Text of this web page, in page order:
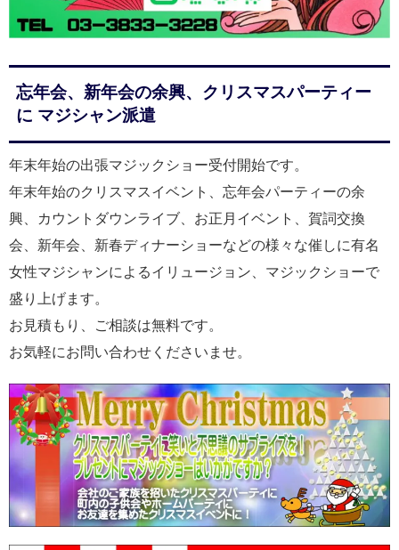
忘年会、新年会の余興、クリスマスパーティー
に マジシャン派遣
年末年始の出張マジックショー受付開始です。
年末年始のクリスマスイベント、忘年会パーティーの余
興、カウントダウンライブ、お正月イベント、賀詞交換
会、新年会、新春ディナーショーなどの様々な催しに有名
女性マジシャンによるイリュージョン、マジックショーで
盛り上げます。
お見積もり、ご相談は無料です。
お気軽にお問い合わせくださいませ。